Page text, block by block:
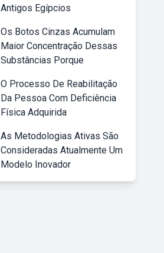
Antigos Egípcios
Os Botos Cinzas Acumulam
Maior Concentração Dessas
Substâncias Porque
O Processo De Reabilitação
Da Pessoa Com Deficiência
Física Adquirida
As Metodologias Ativas São
Consideradas Atualmente Um
Modelo Inovador